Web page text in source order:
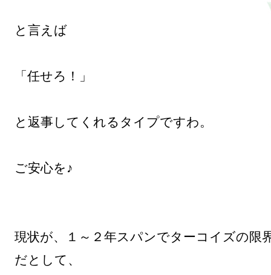
と言えば
「任せろ！」
と返事してくれるタイプですわ。
ご安心を♪
現状が、１～２年スパンでターコイズの限
だとして、